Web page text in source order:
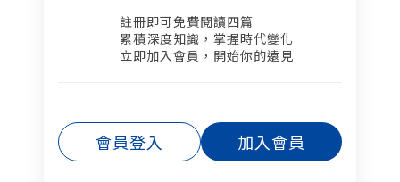
註冊即可免費閱讀四篇​
累積深度知識，掌握時代變化​
立即加入會員，開始你的遠見
會員登入 加入會員